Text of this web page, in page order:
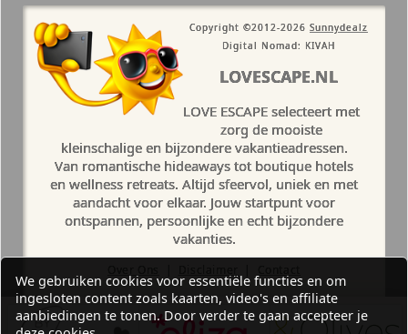
Copyright ©2012-2026 Sunnydealz
Digital Nomad: KIVAH
LOVESCAPE.NL
LOVE ESCAPE selecteert met
zorg de mooiste
kleinschalige en bijzondere vakantieadressen.
Van romantische hideaways tot boutique hotels
en wellness retreats. Altijd sfeervol, uniek en met
aandacht voor elkaar. Jouw startpunt voor
ontspannen, persoonlijke en echt bijzondere
vakanties.
We gebruiken cookies voor essentiële functies en om
ingesloten content zoals kaarten, video's en affiliate
aanbiedingen te tonen. Door verder te gaan accepteer je